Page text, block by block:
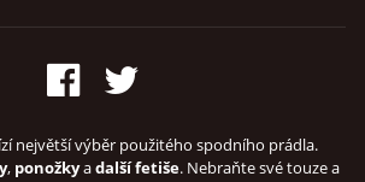
největší výběr použitého spodního prádla.
, ponožkyadalší fetiše. Nebraňte své touze a